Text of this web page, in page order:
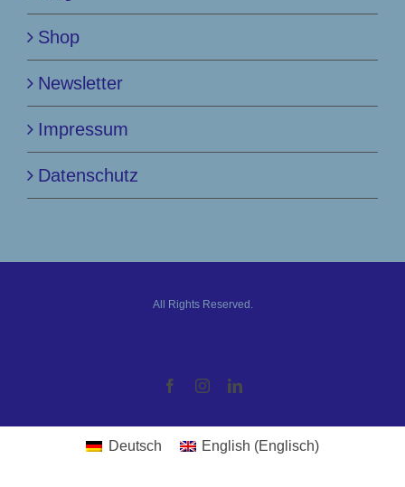
Shop
Newsletter
Impressum
Datenschutz
All Rights Reserved.
FacebookInstagramLinkedIn
Deutsch English (Englisch)